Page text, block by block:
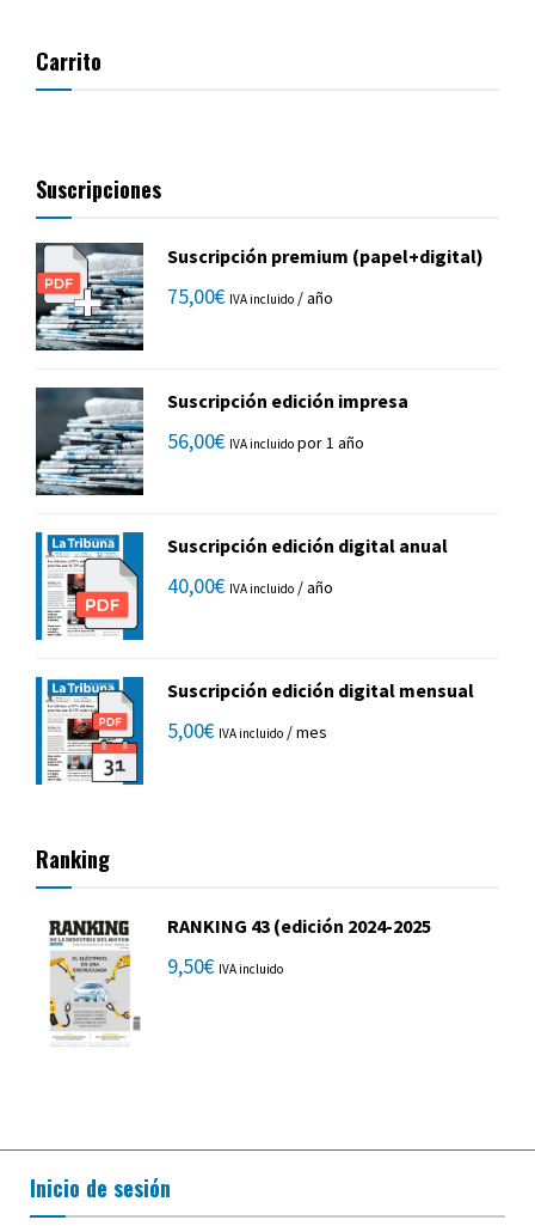
Carrito
Suscripciones
Suscripción premium (papel+digital)
75,00€ IVA incluido / año
Suscripción edición impresa
56,00€ IVA incluido por 1 año
Suscripción edición digital anual
40,00€ IVA incluido / año
Suscripción edición digital mensual
5,00€ IVA incluido / mes
Ranking
RANKING 43 (edición 2024-2025
9,50€ IVA incluido
Inicio de sesión